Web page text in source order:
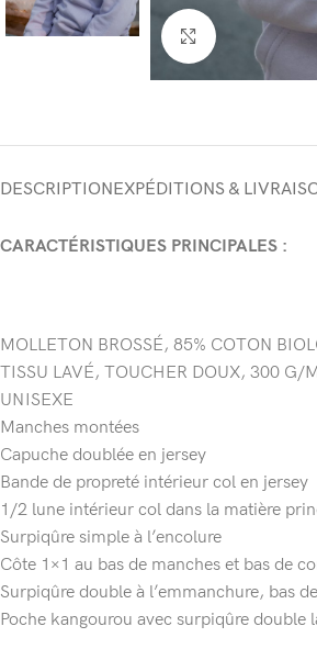
Cliquez pour
DESCRIPTIONEXPÉDITIONS &
CARACTÉRISTIQUES PRINCIPALES :
MOLLETON BROSSÉ, 85% COTON
TISSU LAVÉ, TOUCHER DOUX, 300 G/
UNISEXE
Manches montées
Capuche doublée en jersey
Bande de propreté intérieur col en jersey
1/2 lune intérieur col dans la matière
Surpiqûre simple à l’encolure
Côte 1×1 au bas de manches et bas de
Surpiqûre double à l’emmanchure, bas
Poche kangourou avec surpiqûre double